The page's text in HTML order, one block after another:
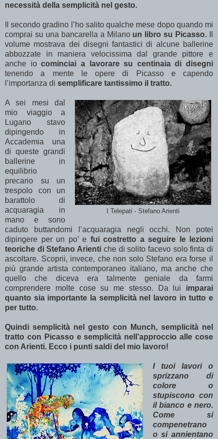
necessità della semplicità nel gesto.
Il secondo gradino l’ho salito qualche mese dopo quando mi
comprai su una bancarella a Milano un libro su Picasso.
volume mostrava dei disegni fantastici di alcune ballerine
abbozzate in maniera velocissima dal grande pittore e
anche iocominciai a lavorare su centinaia di disegni
tenendo a mente le opere di Picasso e capendo
l’importanza di semplificare tantissimo il tratto.
I Telepati - Stefano Arienti
A sei mesi dal
mio viaggio a
Lugano stavo
dipingendo in
Accademia
una
di queste grandi
ballerine in
equilibrio
precario su un
trespolo con un
barattolo di
acquaragia in
mano e sono
caduto buttandomi l’acquaragia negli occhi. Non potei
dipingere per un po’ e fui costretto a seguire le lezioni
teoriche di Stefano Arienti che di solito facevo solo finta di
ascoltare. Scoprii, invece, che non solo Stefano era forse il
più grande artista contemporaneo italiano, ma anche che
quello che diceva era talmente geniale da farmi
comprendere molte cose su me stesso. Da lui imparai
quanto sia importante la semplicità nel lavoro in tutto e
per tutto.
Quindi semplicità nel gesto con Munch, semplicità nel
tratto con Picasso e semplicità nell’approccio alle cose
con Arienti. Ecco i punti saldi del mio lavoro!
I tuoi lavori o
sprizzano di
colore o
stupiscono con
il bianco e nero.
Come si
compenetrano
o si annientano